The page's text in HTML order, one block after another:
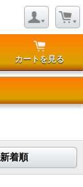
カートを見る
新着順